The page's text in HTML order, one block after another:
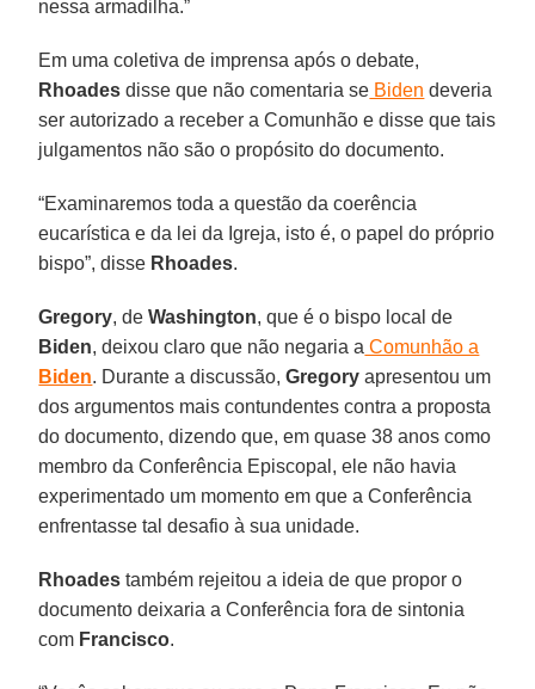
nessa armadilha.”
Em uma coletiva de imprensa após o debate,
Rhoades disse que não comentaria se Biden deveria
ser autorizado a receber a Comunhão e disse que tais
julgamentos não são o propósito do documento.
“Examinaremos toda a questão da coerência
eucarística e da lei da Igreja, isto é, o papel do próprio
bispo”, disse Rhoades.
Gregory, deWashington, que é o bispo local de
Biden, deixou claro que não negaria a Comunhão a
Biden. Durante a discussão,Gregory apresentou um
dos argumentos mais contundentes contra a proposta
do documento, dizendo que, em quase 38 anos como
membro da Conferência Episcopal, ele não havia
experimentado um momento em que a Conferência
enfrentasse tal desafio à sua unidade.
Rhoades também rejeitou a ideia de que propor o
documento deixaria a Conferência fora de sintonia
com Francisco.